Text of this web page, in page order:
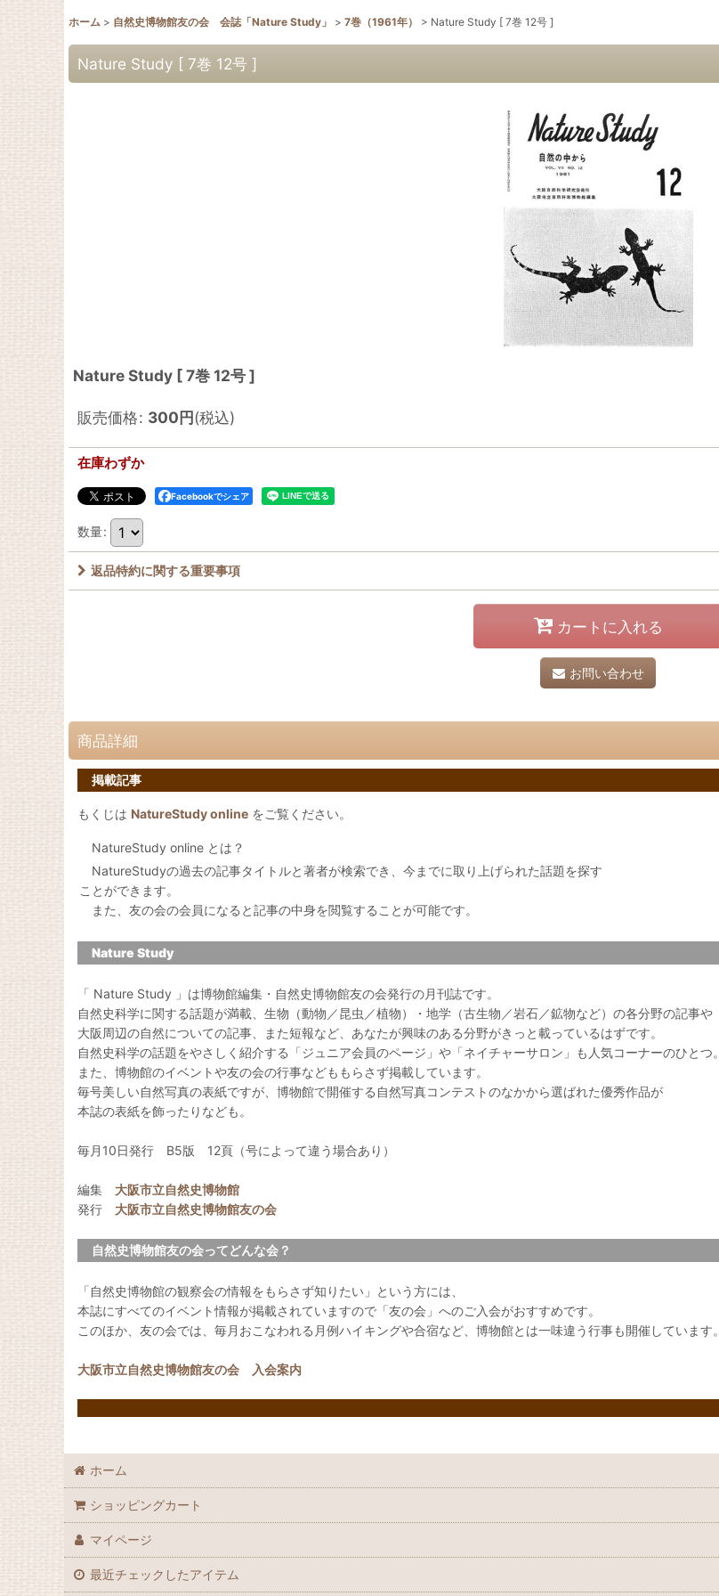
ホーム > 自然史博物館友の会 会誌「Nature Study」 > 7巻（1961年） > Nature Study [ 7巻 12号 ]
Nature Study [ 7巻 12号 ]
Nature Study [ 7巻 12号 ]
販売価格: 300円(税込)
在庫わずか
Facebookでシェア
数量:
返品特約に関する重要事項
カートに入れる
お問い合わせ
商品詳細
掲載記事
もくじは NatureStudy online をご覧ください。
NatureStudy online とは？
NatureStudyの過去の記事タイトルと著者が検索でき、今までに取り上げられた話題を探す
ことができます。
また、友の会の会員になると記事の中身を閲覧することが可能です。
Nature Study
「 Nature Study 」は博物館編集・自然史博物館友の会発行の月刊誌です。
自然史科学に関する話題が満載、生物（動物／昆虫／植物）・地学（古生物／岩石／鉱物など）の各分野の記事や
大阪周辺の自然についての記事、また短報など、あなたが興味のある分野がきっと載っているはずです。
自然史科学の話題をやさしく紹介する「ジュニア会員のページ」や「ネイチャーサロン」も人気コーナーのひとつ。
また、博物館のイベントや友の会の行事などももらさず掲載しています。
毎号美しい自然写真の表紙ですが、博物館で開催する自然写真コンテストのなかから選ばれた優秀作品が
本誌の表紙を飾ったりなども。
毎月10日発行 B5版 12頁（号によって違う場合あり）
編集 大阪市立自然史博物館
発行 大阪市立自然史博物館友の会
自然史博物館友の会ってどんな会？
「自然史博物館の観察会の情報をもらさず知りたい」という方には、
本誌にすべてのイベント情報が掲載されていますので「友の会」へのご入会がおすすめです。
このほか、友の会では、毎月おこなわれる月例ハイキングや合宿など、博物館とは一味違う行事も開催しています。
大阪市立自然史博物館友の会 入会案内
ホーム
ショッピングカート
マイページ
最近チェックしたアイテム